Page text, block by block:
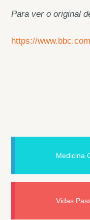
Para ver o original
https://
Medicina
Vidas